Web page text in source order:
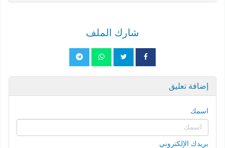
شارك الملف
إضافة تعليق
اسمك
بريدك الإلكتروني